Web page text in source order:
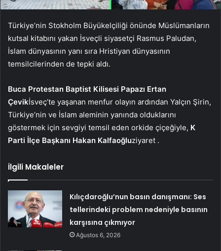
Türkiye’nin Stokholm Büyükelçiliği önünde Müslümanların
kutsal kitabını yakan İsveçli siyasetçi Rasmus Paludan,
İslam dünyasının yanı sıra Hristiyan dünyasının
temsilcilerinden de tepki aldı.
Buca Protestan Baptist Kilisesi Papazı Ertan
Çevikİsveç’te yaşanan menfur olayın ardından Yalçın Şirin,
Türkiye’nin ve İslam aleminin yanında olduklarını
göstermek için sevgiyi temsil eden orkide çiçeğiyle, K
Parti İlçe Başkanı Hakan Kalfaoğluziyaret .
İlgili Makaleler
Kılıçdaroğlu’nun basın danışmanı: Ses
tellerindeki problem nedeniyle basının
karşısına çıkmıyor
Ağustos 6, 2026